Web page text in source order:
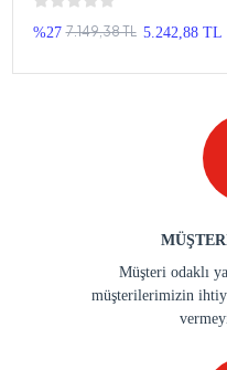
%27 7.149,38 TL 5.242,88 TL
Müşteri odaklı
müşterilerimizin